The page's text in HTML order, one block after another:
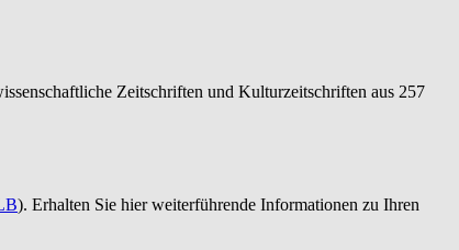
Zeitschriften und Kulturzeitschriften aus 257
). Erhalten Sie hier weiterführende Informationen zu Ihren